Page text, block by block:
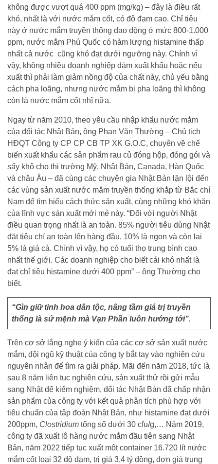
không được vượt quá 400 ppm (mg/kg) – đây là điều rất
khó, nhất là với nước mắm cốt, có độ đạm cao. Chỉ tiêu
này ở nước mắm truyền thống dao động ở mức 800-1.000
ppm, nước mắm Phú Quốc có hàm lượng histamine thấp
nhất cả nước cũng khó đạt dưới ngưỡng này. Chính vì
vậy, không nhiều doanh nghiệp dám xuất khẩu hoặc nếu
xuất thì phải làm giảm nồng độ của chất này, chủ yếu bằng
cách pha loãng, nhưng nước mắm bị pha loãng thì không
còn là nước mắm cốt nhĩ nữa.
Ngay từ năm 2010, theo yêu cầu nhập khẩu nước mắm
của đối tác Nhật Bản, ông Phan Văn Thường – Chủ tịch
HĐQT Công ty CP CP CB TP XK G.O.C, chuyên về chế
biến xuất khẩu các sản phẩm rau củ đóng hộp, đóng gói và
sấy khô cho thị trường Mỹ, Nhật Bản, Canada, Hàn Quốc
và châu Âu – đã cùng các chuyên gia Nhật Bản lặn lội đến
các vùng sản xuất nước mắm truyền thống khắp từ Bắc chí
Nam để tìm hiểu cách thức sản xuất, cùng những khó khăn
của lĩnh vực sản xuất mới mẻ này. “Đối với người Nhật
điều quan trọng nhất là an toàn. 85% người tiêu dùng Nhật
đặt tiêu chí an toàn lên hàng đầu, 10% là ngon và còn lại
5% là giá cả. Chính vì vậy, họ có tuổi thọ trung bình cao
nhất thế giới. Các doanh nghiệp cho biết cái khó nhất là
đạt chỉ tiêu histamine dưới 400 ppm” – ông Thường cho
biết.
“Gìn giữ tinh hoa dân tộc, nâng tầm giá trị truyền
thống là sứ mệnh mà Vạn Phần luôn hướng tới”.
Trên cơ sở lắng nghe ý kiến của các cơ sở sản xuất nước
mắm, đội ngũ kỹ thuật của công ty bắt tay vào nghiên cứu
nguyên nhân để tìm ra giải pháp. Mãi đến năm 2018, tức là
sau 8 năm liên tục nghiên cứu, sản xuất thử rồi gửi mẫu
sang Nhật để kiểm nghiệm, đối tác Nhật Bản đã chấp nhận
sản phẩm của công ty với kết quả phân tích phù hợp với
tiêu chuẩn của tập đoàn Nhật Bản, như histamine đạt dưới
200ppm, Clostridium tổng số dưới 30 cfu/g,… Năm 2019,
công ty đã xuất lô hàng nước mắm đầu tiên sang Nhật
Bản, năm 2022 tiếp tục xuất một container 16.720 lít nước
mắm cốt loại 32 độ đạm, trị giá 3,4 tỷ đồng, đơn giá trung